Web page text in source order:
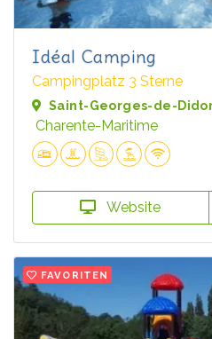
Idéal Camping
Campingplatz 3 Sterne
Saint-Georges-de-
Charente-Maritime
Website
FAVORITEN